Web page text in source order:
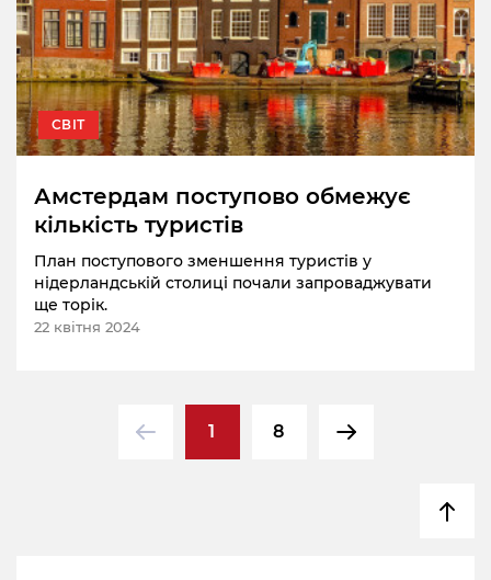
СВІТ
Амстердам поступово обмежує
кількість туристів
План поступового зменшення туристів у
нідерландській столиці почали запроваджувати
ще торік.
22 квітня 2024
1 8